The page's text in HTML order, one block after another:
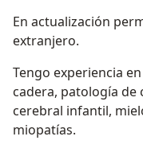
En actualización
extranjero.
Tengo experiencia
cadera, patología de
cerebral infantil,
miopatías.